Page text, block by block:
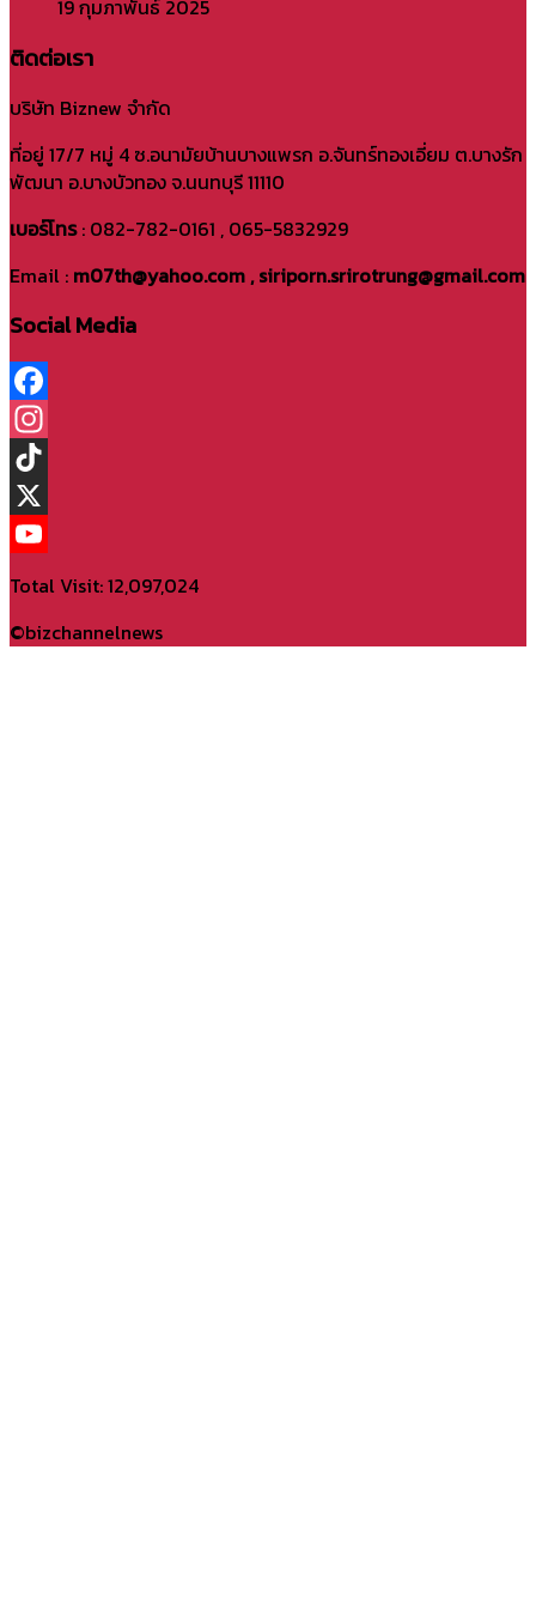
19 กุมภาพันธ์ 2025
ติดต่อเรา
บริษัท Biznew จำกัด
ที่อยู่ 17/7 หมู่ 4 ซ.อนามัยบ้านบางแพรก อ.จันทร์ทองเอี่ยม ต.บางรัก
พัฒนา อ.บางบัวทอง จ.นนทบุรี 11110
เบอร์โทร: 082-782-0161 , 065-5832929
Email : m07th@yahoo.com , siriporn.srirotrung@gmail.com
Social Media
Facebook
Instagram
TikTok
X
YouTube
Total Visit: 12,097,024
©bizchannelnews